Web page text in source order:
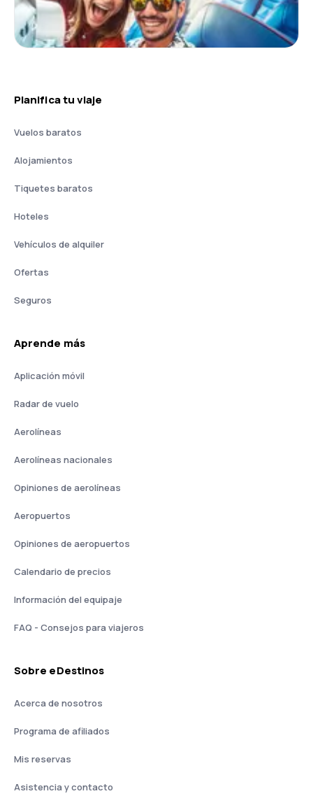
Planifica tu viaje
Vuelos baratos
Alojamientos
Tiquetes baratos
Hoteles
Vehículos de alquiler
Ofertas
Seguros
Aprende más
Aplicación móvil
Radar de vuelo
Aerolíneas
Aerolíneas nacionales
Opiniones de aerolíneas
Aeropuertos
Opiniones de aeropuertos
Calendario de precios
Información del equipaje
FAQ - Consejos para viajeros
Sobre eDestinos
Acerca de nosotros
Programa de afiliados
Mis reservas
Asistencia y contacto